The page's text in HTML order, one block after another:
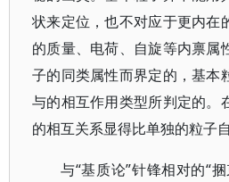
状来定位，也不对应于更内在
的质量、电荷、自旋等内禀属
子的同类属性而界定的，基本
与的相互作用类型所判定的。
的相互关系显得比单独的粒子
与“基质论”针锋相对的“